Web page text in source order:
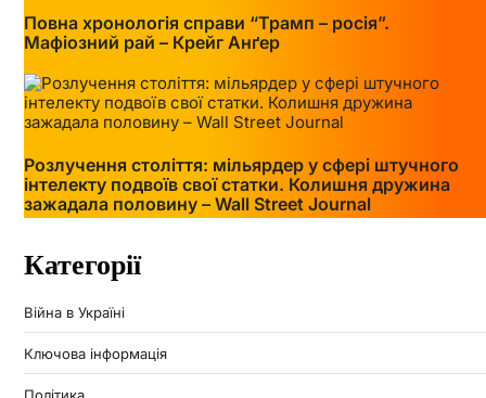
Повна хронологія справи “Трамп – росія”.
Мафіозний рай – Крейг Анґер
Розлучення століття: мільярдер у сфері штучного
інтелекту подвоїв свої статки. Колишня дружина
зажадала половину – Wall Street Journal
Категорії
Війна в Україні
Ключова інформація